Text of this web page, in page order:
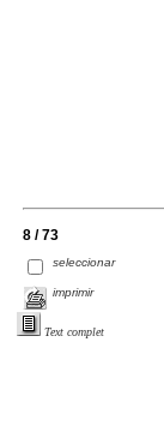
8 / 73
seleccionar
imprimir
Text complet